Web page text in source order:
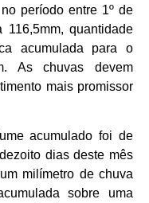
período entre 1º de
quantidade
acumulada para o
As chuvas devem
mais promissor
acumulado foi de
dias deste mês
milímetro de chuva
sobre uma